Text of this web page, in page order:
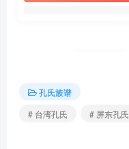
孔氏族谱
# 台湾孔氏
# 屏东孔氏